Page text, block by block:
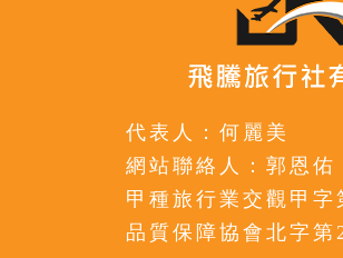
代表人：何麗美
網站聯絡人：郭恩佑
甲種旅行業交觀甲字
品質保障協會北字第